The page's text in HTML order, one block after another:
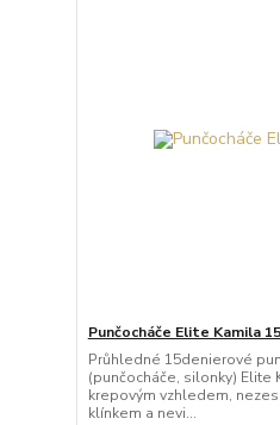
Punčocháče Elite Kamila 15
Průhledné 15denierové
(punčocháče, silonky) Elite
krepovým vzhledem,
klínkem a nevi...